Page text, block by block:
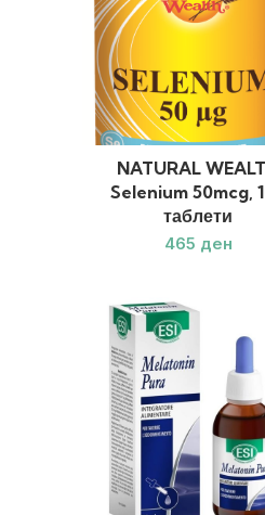
NATURAL
Selenium 50mcg,
таблети
ден